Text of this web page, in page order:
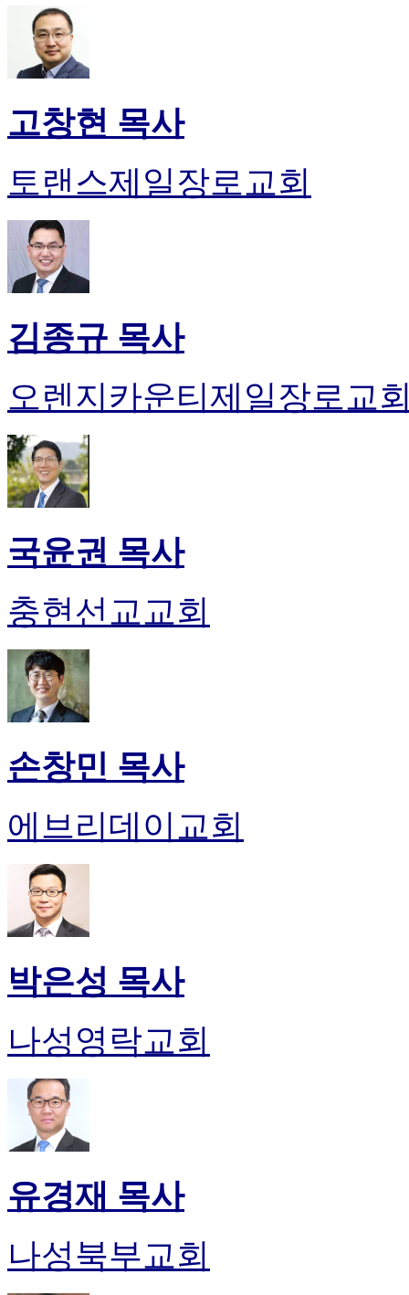
고창현 목사
토랜스제일장로교회
김종규 목사
오렌지카운티제일장로교
국윤권 목사
충현선교교회
손창민 목사
에브리데이교회
박은성 목사
나성영락교회
유경재 목사
나성북부교회